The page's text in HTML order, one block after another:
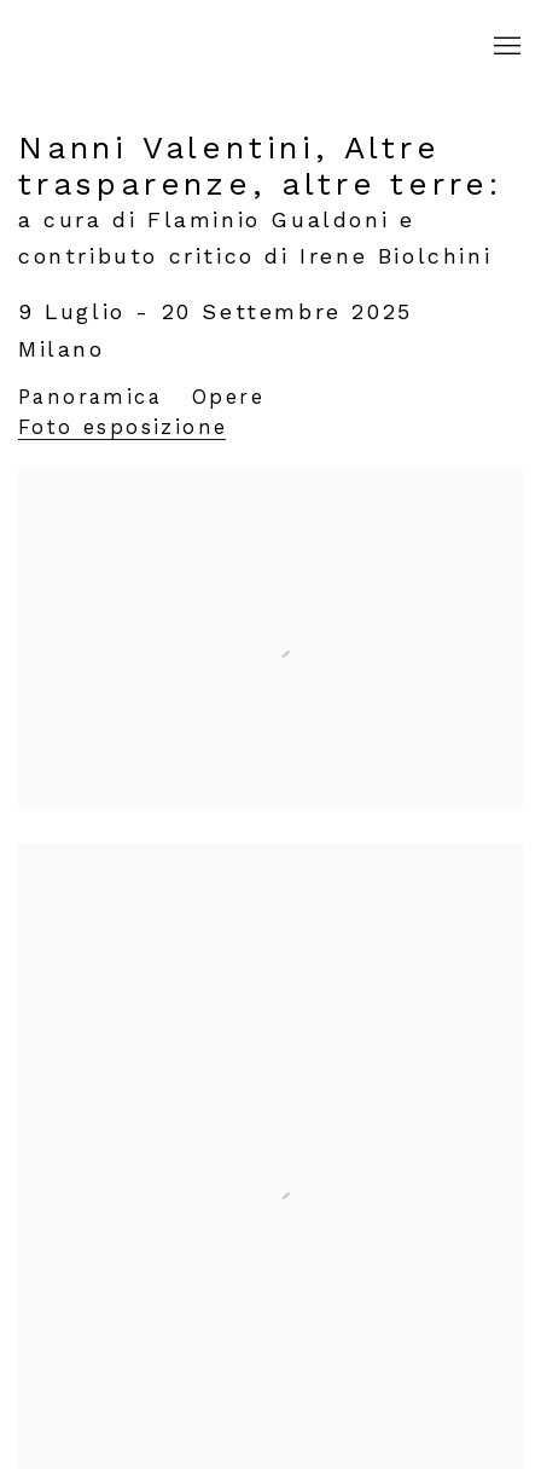
Nanni Valentini, Altre
trasparenze, altre terre :
a cura di Flaminio Gualdoni e
contributo critico di Irene Biolchini
9 Luglio - 20 Settembre 2025
Milano
Panoramica
Opere
Foto esposizione